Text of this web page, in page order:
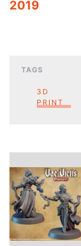
2019
TAGS
3D
PRINT